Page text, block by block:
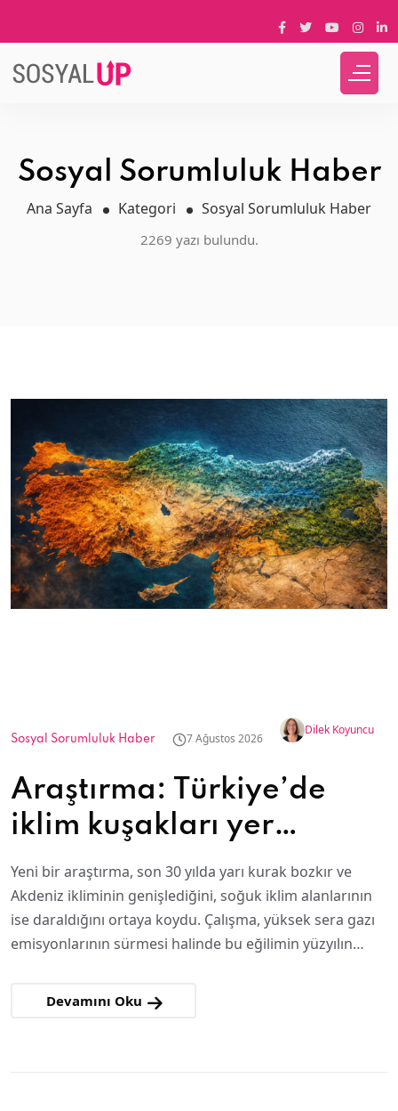
Sosyal Sorumluluk Haber
Ana Sayfa Kategori Sosyal Sorumluluk Haber
2269 yazı bulundu.
Sosyal Sorumluluk Haber 7 Ağustos 2026
Dilek Koyuncu
Araştırma: Türkiye’de
iklim kuşakları yer
değiştiriyor
Yeni bir araştırma, son 30 yılda yarı kurak bozkır ve
Akdeniz ikliminin genişlediğini, soğuk iklim alanlarının
ise daraldığını ortaya koydu. Çalışma, yüksek sera gazı
emisyonlarının sürmesi halinde bu eğilimin yüzyılın…
Devamını Oku